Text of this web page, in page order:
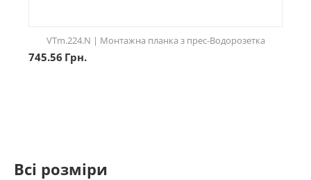
VTm.224.N | Монтажна планка з прес-Водорозетка
745.56 Грн.
Всі розміри